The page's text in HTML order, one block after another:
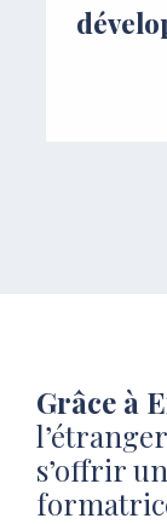
Grâce à
s’offrir